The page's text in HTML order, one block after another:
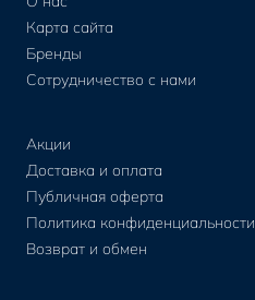
Карта сайта
Бренды
Сотрудничество с нами
Акции
Доставка и оплата
Публичная оферта
Политика конфиденциальности
Возврат и обмен